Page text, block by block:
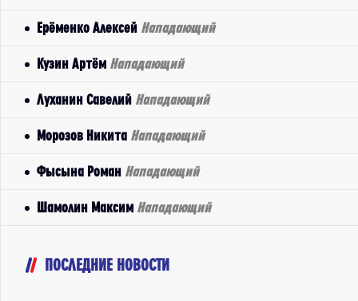
Ерёменко Алексей Нападающий
Кузин Артём Нападающий
Луханин Савелий Нападающий
Морозов Никита Нападающий
Фысына Роман Нападающий
Шамолин Максим Нападающий
ПОСЛЕДНИЕ НОВОСТИ